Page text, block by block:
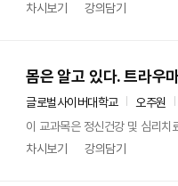
차시보기
강의담기
몸은 알고 있다. 트라우
글로벌사이버대학교
오주원
이 교과목은 정신건강 및 심리치
차시보기
강의담기